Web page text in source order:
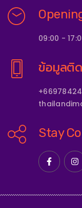
09:00 -
ข้อมูลติ
Stay